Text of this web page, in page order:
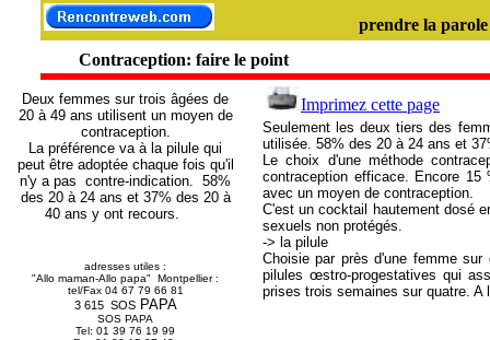
prendre la
Contraception: faire le point
Deux femmes sur trois âgées de
20 à 49 ans utilisent un moyen de
contraception.
La préférence va à la pilule qui
peut être adoptée chaque fois qu'il
n'y a pas contre-indication. 58%
des 20 à 24 ans et 37% des 20 à
40 ans y ont recours.
adresses utiles :
"Allo maman-Allo papa" Montpellier :
tel/Fax 04 67 79 66 81
3 615 SOSPAPA
SOS PAPA
Tel: 01 39 76 19 99
Imprimez cette page
Seulement les deux tiers des
utilisée. 58% des 20 à 24 ans et
Le choix d'une méthode
contraception efficace. Encore
avec un moyen de contraception.
C'est un cocktail hautement dosé
sexuels non protégés.
-> la pilule
Choisie par près d'une femme
pilules œstro-progestatives qui
prises trois semaines sur quatre.